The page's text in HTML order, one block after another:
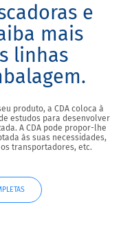
e
mais
linhas
produto, a CDA coloca à
estudos para desenvolver
A CDA pode propor-lhe
às suas necessidades,
transportadores, etc.